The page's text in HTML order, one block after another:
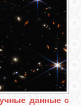
данные с